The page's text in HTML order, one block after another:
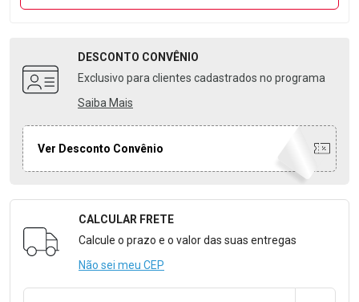
DESCONTO CONVÊNIO
Exclusivo para clientes cadastrados no programa
Saiba Mais
Ver Desconto Convênio
Formulário para Calcular o Frete
CALCULAR FRETE
Calcule o prazo e o valor das suas entregas
Não sei meu CEP